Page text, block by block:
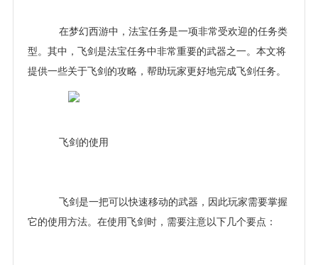
在梦幻西游中，法宝任务是一项非常受欢迎的任务类
型。其中，飞剑是法宝任务中非常重要的武器之一。本文将
提供一些关于飞剑的攻略，帮助玩家更好地完成飞剑任务。
飞剑的使用
飞剑是一把可以快速移动的武器，因此玩家需要掌握
它的使用方法。在使用飞剑时，需要注意以下几个要点：